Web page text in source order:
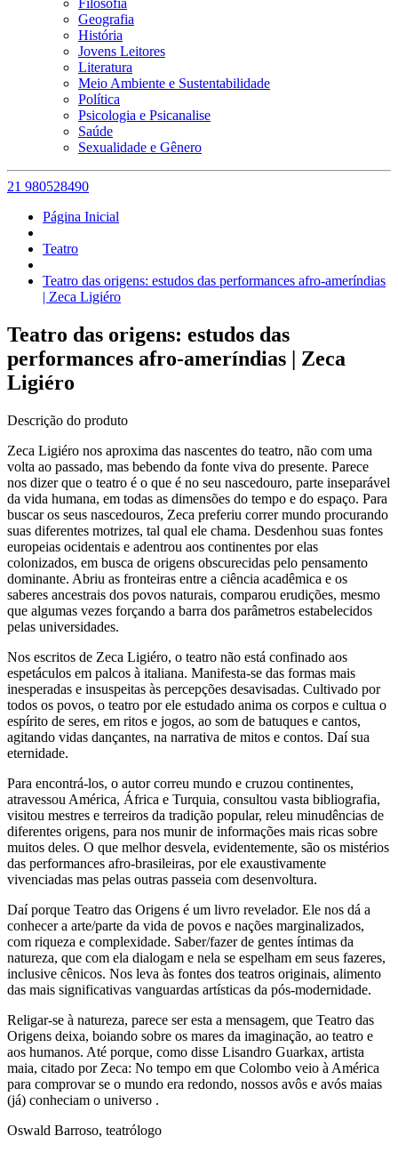
Filosofia
Geografia
História
Jovens Leitores
Literatura
Meio Ambiente e Sustentabilidade
Política
Psicologia e Psicanalise
Saúde
Sexualidade e Gênero
21 980528490
Página Inicial
Teatro
Teatro das origens: estudos das performances afro-ameríndias
| Zeca Ligiéro
Teatro das origens: estudos das
performances afro-ameríndias | Zeca
Ligiéro
Descrição do produto
Zeca Ligiéro nos aproxima das nascentes do teatro, não com uma
volta ao passado, mas bebendo da fonte viva do presente. Parece
nos dizer que o teatro é o que é no seu nascedouro, parte inseparável
da vida humana, em todas as dimensões do tempo e do espaço. Para
buscar os seus nascedouros, Zeca preferiu correr mundo procurando
suas diferentes motrizes, tal qual ele chama. Desdenhou suas fontes
europeias ocidentais e adentrou aos continentes por elas
colonizados, em busca de origens obscurecidas pelo pensamento
dominante. Abriu as fronteiras entre a ciência acadêmica e os
saberes ancestrais dos povos naturais, comparou erudições, mesmo
que algumas vezes forçando a barra dos parâmetros estabelecidos
pelas universidades.
Nos escritos de Zeca Ligiéro, o teatro não está confinado aos
espetáculos em palcos à italiana. Manifesta-se das formas mais
inesperadas e insuspeitas às percepções desavisadas. Cultivado por
todos os povos, o teatro por ele estudado anima os corpos e cultua o
espírito de seres, em ritos e jogos, ao som de batuques e cantos,
agitando vidas dançantes, na narrativa de mitos e contos. Daí sua
eternidade.
Para encontrá-los, o autor correu mundo e cruzou continentes,
atravessou América, África e Turquia, consultou vasta bibliografia,
visitou mestres e terreiros da tradição popular, releu minudências de
diferentes origens, para nos munir de informações mais ricas sobre
muitos deles. O que melhor desvela, evidentemente, são os mistérios
das performances afro-brasileiras, por ele exaustivamente
vivenciadas mas pelas outras passeia com desenvoltura.
Daí porque Teatro das Origens é um livro revelador. Ele nos dá a
conhecer a arte/parte da vida de povos e nações marginalizados,
com riqueza e complexidade. Saber/fazer de gentes íntimas da
natureza, que com ela dialogam e nela se espelham em seus fazeres,
inclusive cênicos. Nos leva às fontes dos teatros originais, alimento
das mais significativas vanguardas artísticas da pós-modernidade.
Religar-se à natureza, parece ser esta a mensagem, que Teatro das
Origens deixa, boiando sobre os mares da imaginação, ao teatro e
aos humanos. Até porque, como disse Lisandro Guarkax, artista
maia, citado por Zeca: No tempo em que Colombo veio à América
para comprovar se o mundo era redondo, nossos avôs e avós maias
(já) conheciam o universo .
Oswald Barroso, teatrólogo